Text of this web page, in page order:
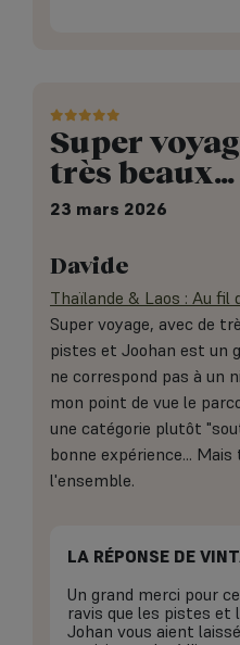
Super
très beaux…
23 mars 2026
Davide
Thaïlande & Laos : Au fil
Super voyage, avec de
pistes et Joohan est un
ne correspond pas à un
mon point de vue le
une catégorie plutôt
bonne expérience...
l'ensemble.
LA RÉPONSE DE
Un grand merci pour
ravis que les pistes et
Johan vous aient